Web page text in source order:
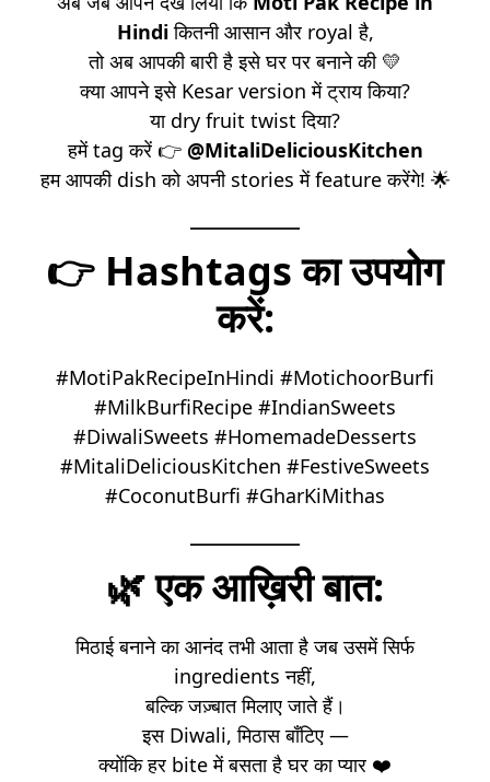
Hindiकितनी आसान और royal है,
तो अब आपकी बारी है इसे घर पर बनाने की 💛
क्या आपने इसे Kesar version में ट्राय किया?
या dry fruit twist दिया?
हमें tag करें 👉 @MitaliDeliciousKitchen
हम आपकी dish को अपनी stories में feature करेंगे! 🌟
👉 Hashtags का उपयोग
करें:
#MotiPakRecipeInHindi #MotichoorBurfi
#MilkBurfiRecipe #IndianSweets
#DiwaliSweets #HomemadeDesserts
#MitaliDeliciousKitchen #FestiveSweets
#CoconutBurfi #GharKiMithas
🌿एक आख़िरी बात:
मिठाई बनाने का आनंद तभी आता है जब उसमें सिर्फ
ingredients नहीं,
बल्कि जज़्बात मिलाए जाते हैं।
इस Diwali, मिठास बाँटिए —
क्योंकि हर bite में बसता है घर का प्यार ❤️